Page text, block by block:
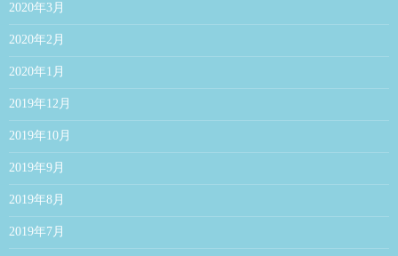
2020年3月
2020年2月
2020年1月
2019年12月
2019年10月
2019年9月
2019年8月
2019年7月